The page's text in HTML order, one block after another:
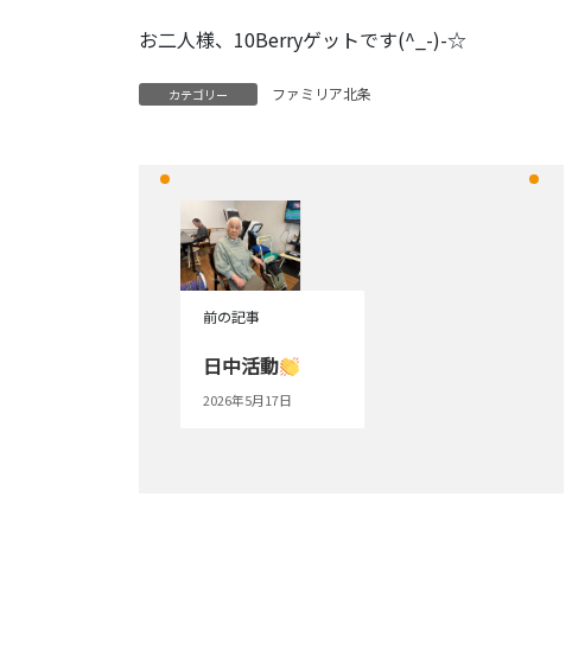
お二人様、10Berryゲットです(^_-)-☆
カテゴリー ファミリア北条
前の記事
日中活動
2026年5月17日